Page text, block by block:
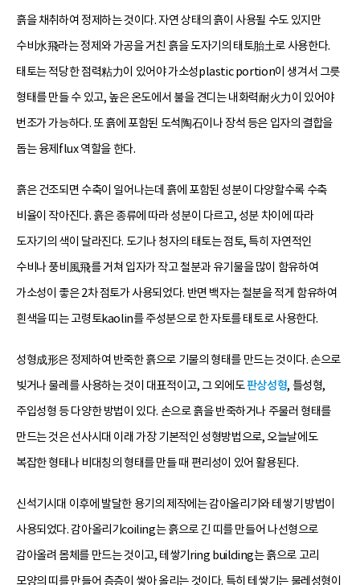
흙을 채취하여 정제하는 것이다. 자연 상태의 흙이 사용될 수도 있지만
수비水飛라는 정제와 가공을 거친 흙을 도자기의 태토胎土로 사용한다.
태토는 적당한 점력粘力이 있어야 가소성plastic portion이 생겨서 그릇
형태를 만들 수 있고, 높은 온도에서 불을 견디는 내화력耐火力이 있어야
번조가 가능하다. 또 흙에 포함된 도석陶石이나 장석 등은 입자의 결합을
돕는 융제flux 역할을 한다.
흙은 건조되면 수축이 일어나는데 흙에 포함된 성분이 다양할수록 수축
비율이 작아진다. 흙은 종류에 따라 성분이 다르고, 성분 차이에 따라
도자기의 색이 달라진다. 도기나 청자의 태토는 점토, 특히 자연적인
수비나 풍비風飛를 거쳐 입자가 작고 철분과 유기물을 많이 함유하여
가소성이 좋은 2차 점토가 사용되었다. 반면 백자는 철분을 적게 함유하여
흰색을 띠는 고령토kaolin를 주성분으로 한 자토를 태토로 사용한다.
성형成形은 정제하여 반죽한 흙으로 기물의 형태를 만드는 것이다. 손으로
빚거나 물레를 사용하는 것이 대표적이고, 그 외에도판상성형, 틀성형,
주입성형 등 다양한 방법이 있다. 손으로 흙을 반죽하거나 주물러 형태를
만드는 것은 선사시대 이래 가장 기본적인 성형방법으로, 오늘날에도
복잡한 형태나 비대칭의 형태를 만들 때 편리성이 있어 활용된다.
신석기시대 이후에 발달한 용기의 제작에는 감아올리기와 테쌓기 방법이
사용되었다. 감아올리기coiling는 흙으로 긴 띠를 만들어 나선형으로
감아올려 몸체를 만드는 것이고, 테쌓기ring building는 흙으로 고리
모양의 띠를 만들어 층층이 쌓아 올리는 것이다. 특히 테쌓기는 물레성형이